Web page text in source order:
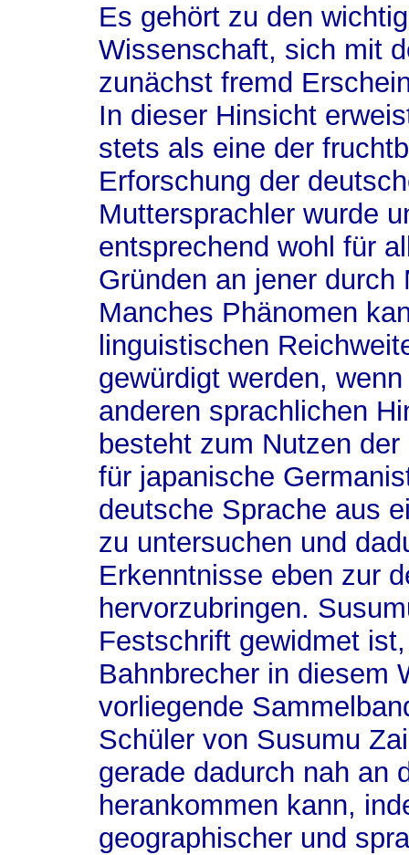
Es gehört zu den
Wissenschaft, sich mit
zunächst fremd
In dieser Hinsicht
stets als eine der
Erforschung der
Muttersprachler wurde
entsprechend wohl für
Gründen an jener
Manches Phänomen
linguistischen
gewürdigt werden,
anderen sprachlichen
besteht zum Nutzen
für japanische
deutsche Sprache aus
zu untersuchen und
Erkenntnisse eben zur
hervorzubringen.
Festschrift gewidmet
Bahnbrecher in diesem
vorliegende
Schüler von Susumu
gerade dadurch nah an
herankommen kann,
geographischer und